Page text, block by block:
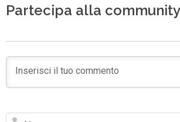
Partecipa alla community